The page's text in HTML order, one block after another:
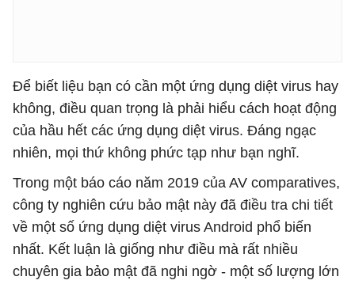
Để biết liệu bạn có cần một ứng dụng diệt virus hay
không, điều quan trọng là phải hiểu cách hoạt động
của hầu hết các ứng dụng diệt virus. Đáng ngạc
nhiên, mọi thứ không phức tạp như bạn nghĩ.
Trong một báo cáo năm 2019 của AV comparatives,
công ty nghiên cứu bảo mật này đã điều tra chi tiết
về một số ứng dụng diệt virus Android phổ biến
nhất. Kết luận là giống như điều mà rất nhiều
chuyên gia bảo mật đã nghi ngờ - một số lượng lớn